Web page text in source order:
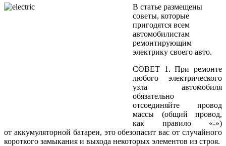
В статье размещены
советы, которые
пригодятся всем
автомобилистам
ремонтирующим
электрику своего авто.
СОВЕТ 1.При ремонте
любого электрического
узла автомобиля
обязательно
отсоединяйте провод
массы (общий провод,
как правило «-»)
от аккумуляторной батареи, это обезопасит васот случайного
короткого замыкания и выхода некоторых элементов из строя.